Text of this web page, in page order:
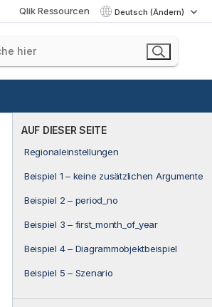
Qlik Ressourcen Deutsch (Ändern)
AUF DIESER SEITE
Regionaleinstellungen
Beispiel 1 – keine zusätzlichen Argumente
Beispiel 2 – period_no
Beispiel 3 – first_month_of_year
Beispiel 4 – Diagrammobjektbeispiel
Beispiel 5 – Szenario